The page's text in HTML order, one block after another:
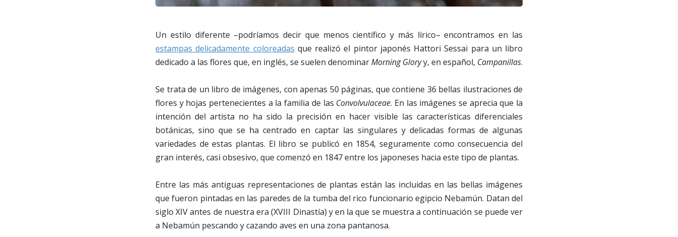
Un estilo diferente –podríamos decir que menos científico y más lírico– encontramos en las
estampas delicadamente coloreadas que realizó el pintor japonés Hattori Sessai para un libro
dedicado a las flores que, en inglés, se suelen denominarMorning Gloryy, en español, Campanillas.
Se trata de un libro de imágenes, con apenas 50 páginas, que contiene 36 bellas ilustraciones de
flores y hojas pertenecientes a la familia de las Convolvulaceae. En las imágenes se aprecia que la
intención del artista no ha sido la precisión en hacer visible las características diferenciales
botánicas, sino que se ha centrado en captar las singulares y delicadas formas de algunas
variedades de estas plantas. El libro se publicó en 1854, seguramente como consecuencia del
gran interés, casi obsesivo, que comenzó en 1847 entre los japoneses hacia este tipo de plantas.
Entre las más antiguas representaciones de plantas están las incluidas en las bellas imágenes
que fueron pintadas en las paredes de la tumba del rico funcionario egipcio Nebamún. Datan del
siglo XIV antes de nuestra era (XVIII Dinastía) y en la que se muestra a continuación se puede ver
a Nebamún pescando y cazando aves en una zona pantanosa.